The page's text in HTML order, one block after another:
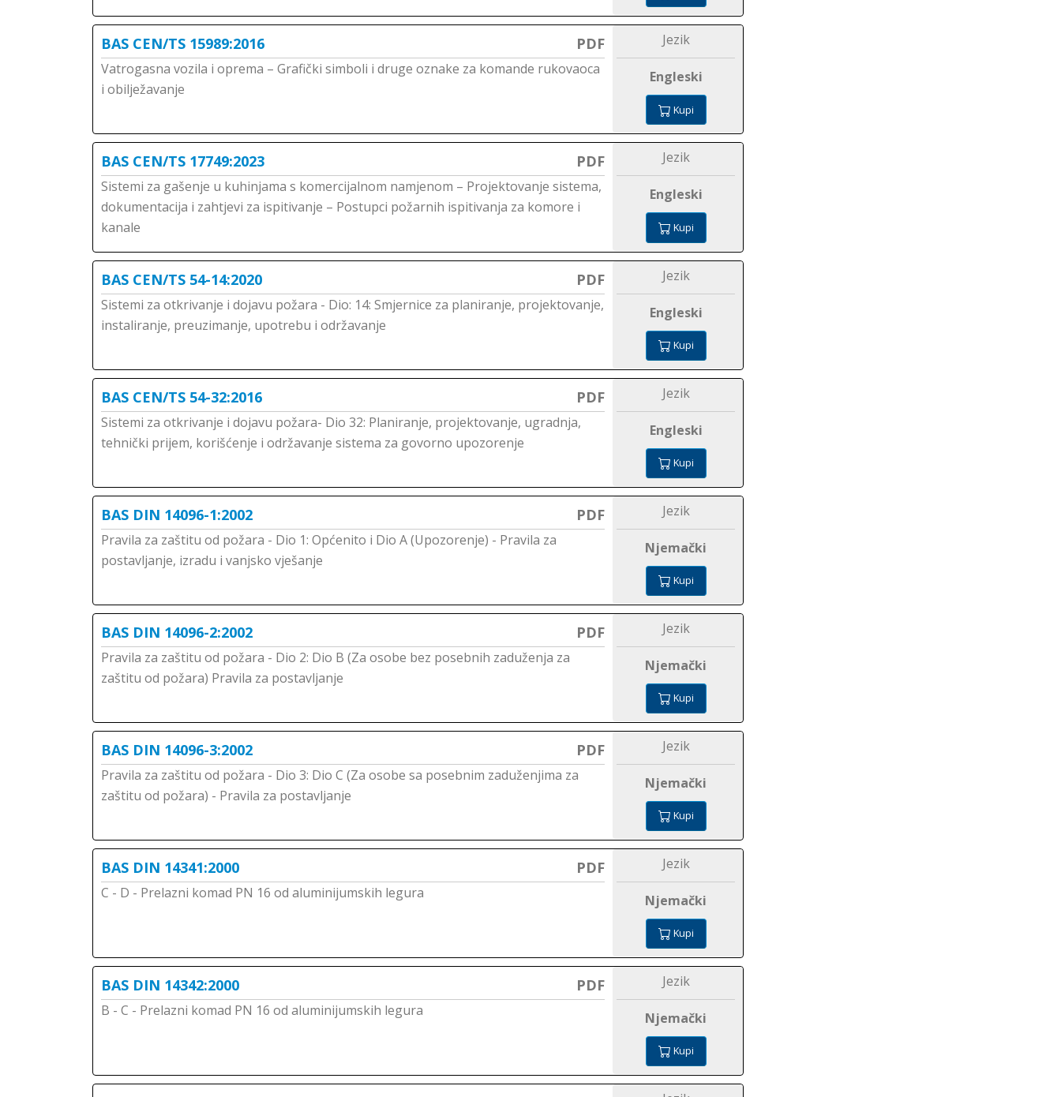
BAS CEN/TS 15989:2016 PDF
Vatrogasna vozila i oprema – Grafički simboli i druge oznake za komande rukovaoca
i obilježavanje
Jezik
Engleski
Kupi
BAS CEN/TS 17749:2023 PDF
Sistemi za gašenje u kuhinjama s komercijalnom namjenom – Projektovanje sistema,
dokumentacija i zahtjevi za ispitivanje – Postupci požarnih ispitivanja za komore i
kanale
Jezik
Engleski
Kupi
BAS CEN/TS 54-14:2020 PDF
Sistemi za otkrivanje i dojavu požara - Dio: 14: Smjernice za planiranje, projektovanje,
instaliranje, preuzimanje, upotrebu i održavanje
Jezik
Engleski
Kupi
BAS CEN/TS 54-32:2016 PDF
Sistemi za otkrivanje i dojavu požara- Dio 32: Planiranje, projektovanje, ugradnja,
tehnički prijem, korišćenje i održavanje sistema za govorno upozorenje
Jezik
Engleski
Kupi
BAS DIN 14096-1:2002 PDF
Pravila za zaštitu od požara - Dio 1: Općenito i Dio A (Upozorenje) - Pravila za
postavljanje, izradu i vanjsko vješanje
Jezik
Njemački
Kupi
BAS DIN 14096-2:2002 PDF
Pravila za zaštitu od požara - Dio 2: Dio B (Za osobe bez posebnih zaduženja za
zaštitu od požara) Pravila za postavljanje
Jezik
Njemački
Kupi
BAS DIN 14096-3:2002 PDF
Pravila za zaštitu od požara - Dio 3: Dio C (Za osobe sa posebnim zaduženjima za
zaštitu od požara) - Pravila za postavljanje
Jezik
Njemački
Kupi
BAS DIN 14341:2000 PDF
C - D - Prelazni komad PN 16 od aluminijumskih legura
Jezik
Njemački
Kupi
BAS DIN 14342:2000 PDF
B - C - Prelazni komad PN 16 od aluminijumskih legura
Jezik
Njemački
Kupi